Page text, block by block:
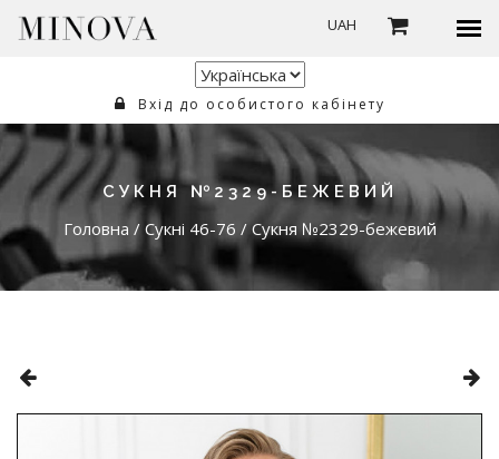
UAH
Вхід до особистого кабінету
СУКНЯ №2329-БЕЖЕВИЙ
Головна / Сукні 46-76 / Сукня №2329-бежевий